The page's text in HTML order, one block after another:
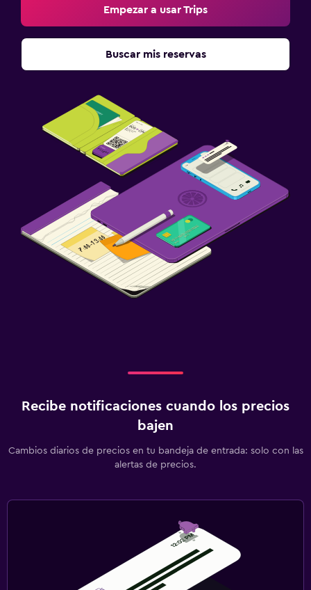
Empezar a usar Trips
Buscar mis reservas
Recibe notificaciones cuando los precios
bajen
Cambios diarios de precios en tu bandeja de entrada: solo con las
alertas de precios.